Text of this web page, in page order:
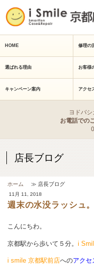
HOME 修理の
選ばれる理由 お客様
キャンペーン案内 アクセ
ヨドバ
お電話での
店長ブログ
ホーム ≫ 店長ブログ
11月 11, 2018
週末の水没ラッシュ。
こんにちわ。
京都駅から歩いて５分。 i
i smile 京都駅前店へのアクセ